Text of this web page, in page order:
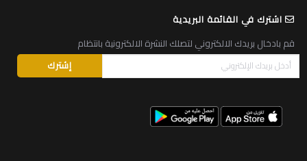
اشترك في القائمة البريدية
قم بادخال بريدك الالكتروني لتصلك النشرة الالكترونية بانتظام